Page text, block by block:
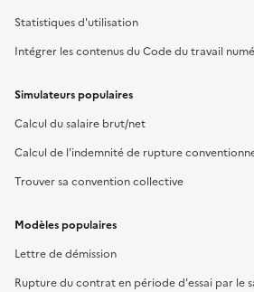
Statistiques d'utilisation
Intégrer les contenus du Code du travail
Simulateurs populaires
Calcul du salaire brut/net
Calcul de l'indemnité de rupture
Trouver sa convention collective
Modèles populaires
Lettre de démission
Rupture du contrat en période d'essai par le